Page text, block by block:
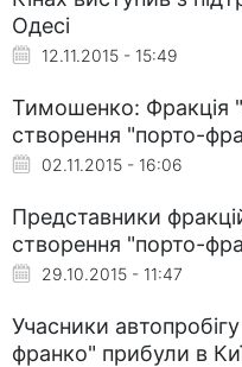
Одесі
12.11.2015 - 15:49
Тимошенко: Фракція
створення "порто-
02.11.2015 - 16:06
Представники
створення "порто-
29.10.2015 - 11:47
Учасники
франко" прибули в